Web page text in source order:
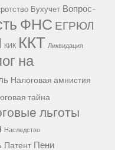
Бухучет Вопрос-
ФНС ЕГРЮЛ
КИК ККТ Ликвидация
на
Налоговая амнистия
тайна
льготы
Наследство
Патент Пени